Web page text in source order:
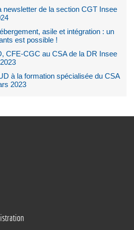
newsletter de la section CGT Insee
asile et intégration : un
est possible !
CFE-CGC au CSA de la DR Insee
à la formation spécialisée du CSA
2023